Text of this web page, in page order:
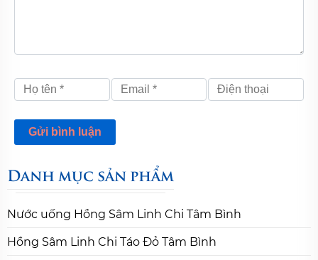
Danh mục sản phẩm
Nước uống Hồng Sâm Linh Chi Tâm Bình
Hồng Sâm Linh Chi Táo Đỏ Tâm Bình